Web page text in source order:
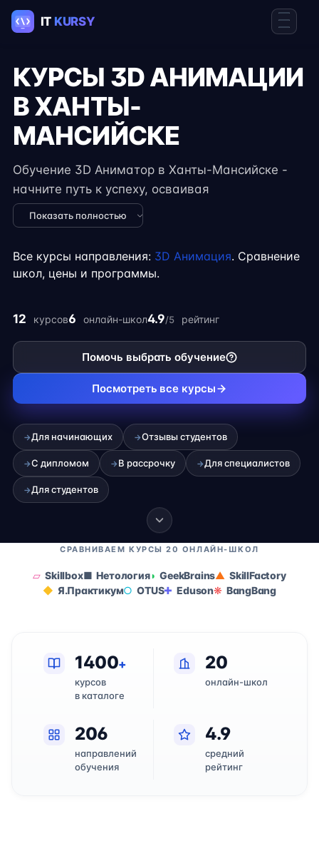
КУРСЫ 3D АНИМАЦИИ
В ХАНТЫ-
МАНСИЙСКЕ
Обучение 3D Аниматор в Ханты-Мансийске -
начните путь к успеху, осваивая
востребованные навыки в IT. Курсы подходят
для новичков и специалистов с опытом,
проекты и консультации экспертов. Гибкий
карьеры на фрилансе.
Показать полностью
Все курсы направления: 3D Анимация. Сравнение
школ, цены и программы.
12 курсов6 онлайн-школ4.9/5 рейтинг
Помочь выбрать обучение
Посмотреть все курсы
→Для начинающих →Отзывы студентов
→С дипломом →В рассрочку →Для специалистов
→Для студентов
СРАВНИВАЕМ КУРСЫ 20 ОНЛАЙН-ШКОЛ
Skillbox Нетология GeekBrains
SkillFactory
Я.Практикум
OTUS Eduson BangBang
1400+
курсов
в каталоге
20
онлайн-школ
206
направлений
обучения
4.9
средний
рейтинг